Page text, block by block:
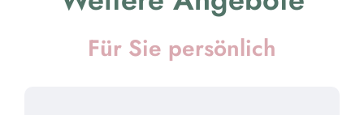
Für Sie persönlich